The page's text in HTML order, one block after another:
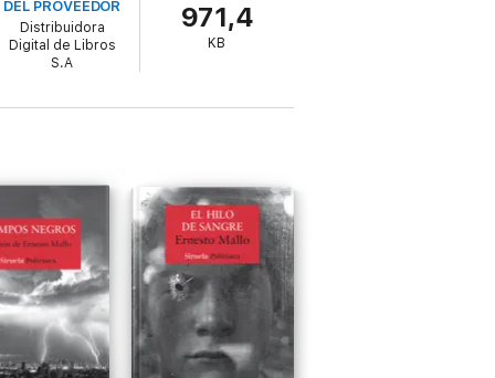
que causó a muchos y que ahora
del mundo negro-criminal».
la novela negra como crítica moral
DEL PROVEEDOR
Distribuidora
Digital de Libros
S.A
971,4
KB